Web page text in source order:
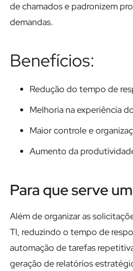
de chamados e padronizem
demandas.
Benefícios:
Redução do tempo de
Melhoria na experiência
Maior controle e
Aumento da
Para que serve
Além de organizar as
TI, reduzindo o tempo de
automação de tarefas
geração de relatórios